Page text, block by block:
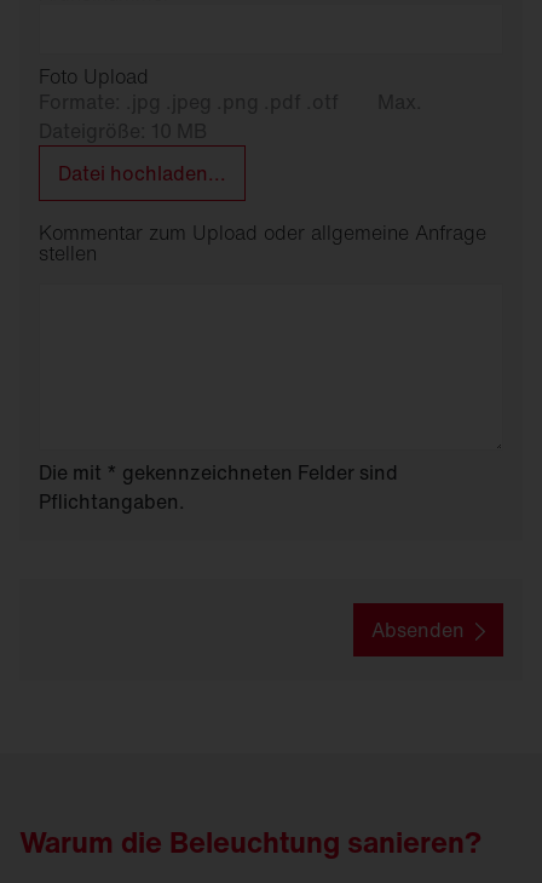
Foto Upload
Datei hochladen...
Kommentar zum Upload oder allgemeine Anfrage
stellen
Die mit * gekennzeichneten Felder sind
Pflichtangaben.
Absenden
Warum die Beleuchtung sanieren?